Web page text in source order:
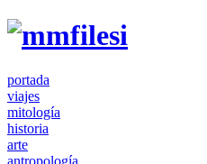
portada
viajes
mitología
historia
arte
antropología